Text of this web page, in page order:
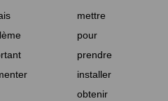
mettre
pour
prendre
installer
obtenir